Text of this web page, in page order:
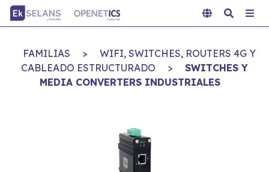
FAMILIAS >
WIFI, SWITCHES, ROUTERS 4G Y
CABLEADO ESTRUCTURADO
>
SWITCHES Y
MEDIA CONVERTERS INDUSTRIALES